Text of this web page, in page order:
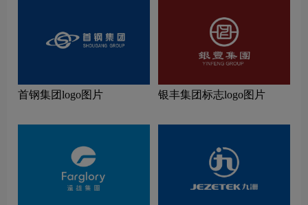
首钢集团logo图片 银丰集团标志logo图片